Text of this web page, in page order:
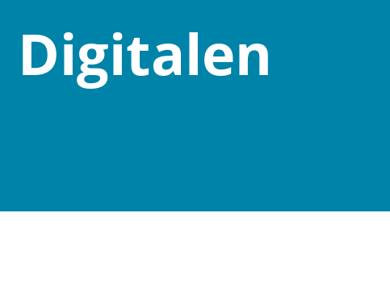
Digitalen